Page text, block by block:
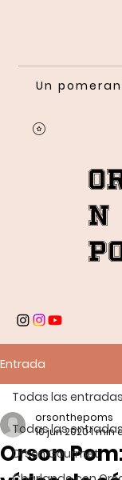
n
Un
Entrada
Todas las
Orson Gourmet
Todas las entradas
Orson
orsonthepoms
10 jun 20201 min